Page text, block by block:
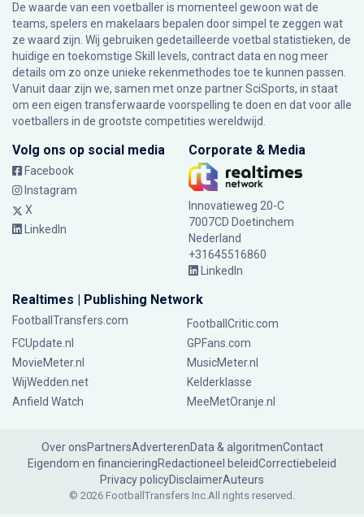
De waarde van een voetballer is momenteel gewoon wat de
teams, spelers en makelaars bepalen door simpel te zeggen wat
ze waard zijn. Wij gebruiken gedetailleerde voetbal statistieken, de
huidige en toekomstige Skill levels, contract data en nog meer
details om zo onze unieke rekenmethodes toe te kunnen passen.
Vanuit daar zijn we, samen met onze partner SciSports, in staat
om een eigen transferwaarde voorspelling te doen en dat voor alle
voetballers in de grootste competities wereldwijd.
Volg ons op social media
Facebook
Instagram
X
LinkedIn
Corporate & Media
Innovatieweg 20-C
7007CD Doetinchem
Nederland
+31645516860
LinkedIn
Realtimes | Publishing Network
FootballTransfers.com
FootballCritic.com
FCUpdate.nl
GPFans.com
MovieMeter.nl
MusicMeter.nl
WijWedden.net
Kelderklasse
Anfield Watch
MeeMetOranje.nl
Over onsPartnersAdverterenData & algoritmenContact
Eigendom en financieringRedactioneel beleidCorrectiebeleid
Privacy policyDisclaimerAuteurs
© 2026 FootballTransfers Inc.All rights reserved.